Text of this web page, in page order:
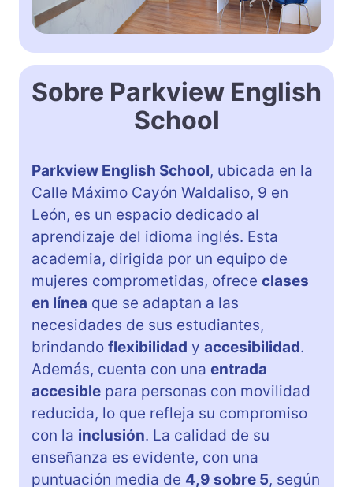
Sobre Parkview English
School
Parkview English School, ubicada en la
Calle Máximo Cayón Waldaliso, 9 en
León, es un espacio dedicado al
aprendizaje del idioma inglés. Esta
academia, dirigida por un equipo de
mujeres comprometidas, ofrece clases
en línea que se adaptan a las
necesidades de sus estudiantes,
brindando flexibilidad y accesibilidad.
Además, cuenta con una entrada
accesible para personas con movilidad
reducida, lo que refleja su compromiso
con la inclusión. La calidad de su
enseñanza es evidente, con una
puntuación media de 4,9 sobre 5, según